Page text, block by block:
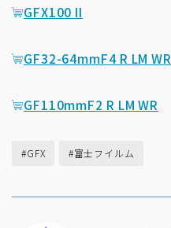
GFX100 II
GF32-64mmF4 R LM WR
GF110mmF2 R LM WR
#GFX #富士フイルム